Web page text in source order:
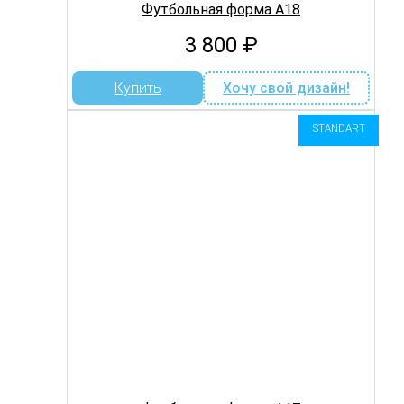
Футбольная форма A18
3 800 ₽
Купить Хочу свой дизайн!
STANDART